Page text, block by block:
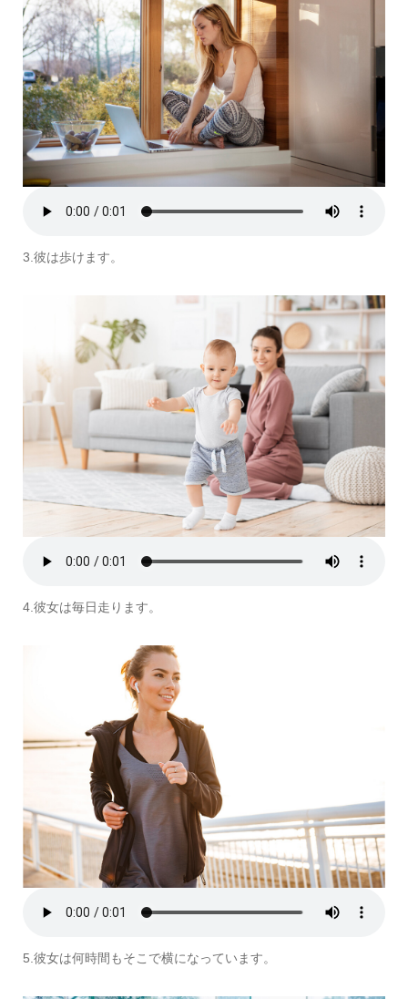
3.彼は歩けます。
4.彼女は毎日走ります。
5.彼女は何時間もそこで横になっています。